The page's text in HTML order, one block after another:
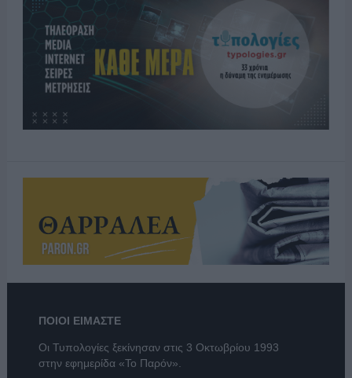
ΠΟΙΟΙ ΕΙΜΑΣΤΕ
Οι Τυπολογίες ξεκίνησαν στις 3 Οκτωβρίου 1993
στην εφημερίδα «Το Παρόν».